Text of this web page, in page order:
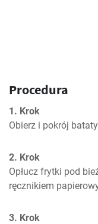
Procedura
1. Krok
Obierz i pokrój
2. Krok
Opłucz frytki pod
ręcznikiem
3. Krok